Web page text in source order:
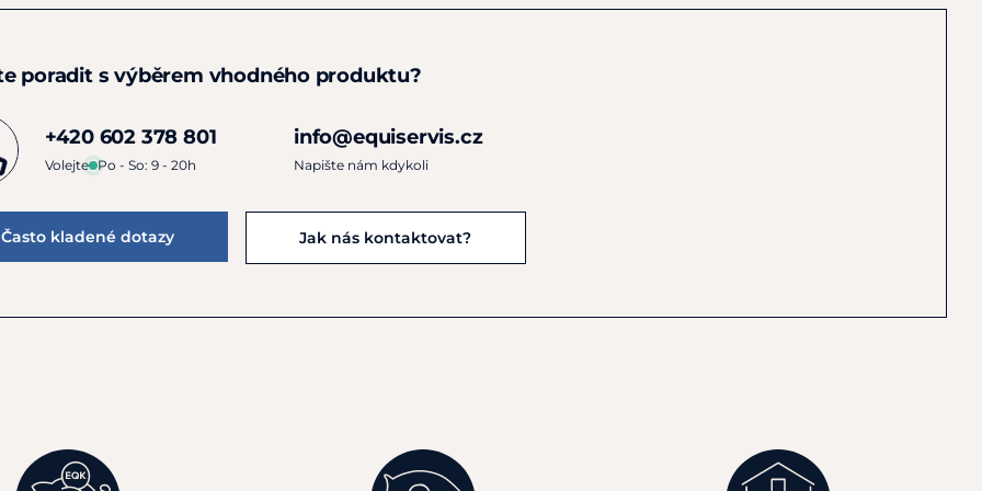
poradit s výběrem vhodného produktu?
+420 602 378 801
Volejte Po - So: 9 - 20h
info@equiservis.cz
Napište nám kdykoli
Často kladené dotazy Jak nás kontaktovat?